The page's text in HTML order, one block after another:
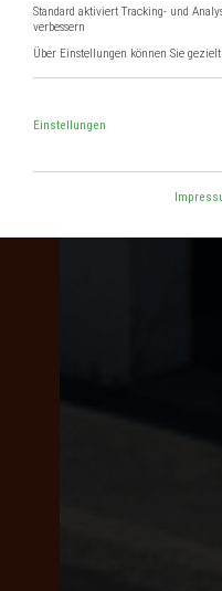
Standard aktiviert Tracking- und
verbessern
Über Einstellungen können Sie
Einstellungen